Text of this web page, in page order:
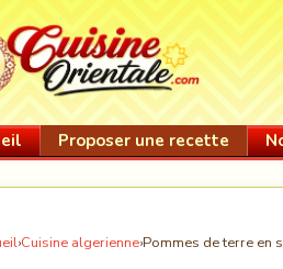
Proposer une recette
›Cuisine algerienne›Pommes de terre en